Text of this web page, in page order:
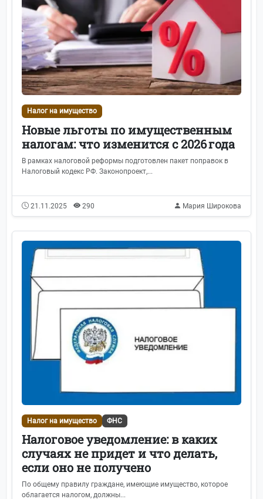
Налог на имущество
Новые льготы по имущественным
налогам: что изменится с 2026 года
В рамках налоговой реформы подготовлен пакет поправок в
Налоговый кодекс РФ. Законопроект,...
21.11.2025 290 Мария Широкова
Налог на имущество ФНС
Налоговое уведомление: в каких
случаях не придет и что делать,
если оно не получено
По общему правилу граждане, имеющие имущество, которое
облагается налогом, должны...